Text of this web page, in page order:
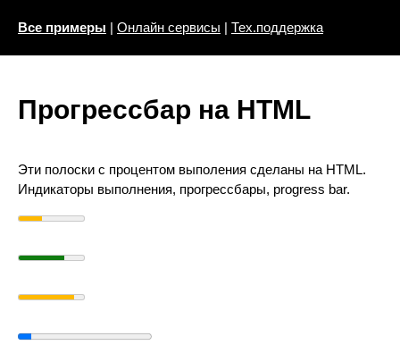
Все примеры | Онлайн сервисы | Тех.поддержка
Прогрессбар на HTML
Эти полоски с процентом выполения сделаны на HTML.
Индикаторы выполнения, прогрессбары, progress bar.